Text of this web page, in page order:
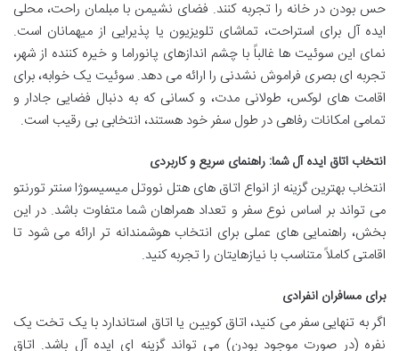
حس بودن در خانه را تجربه کنند. فضای نشیمن با مبلمان راحت، محلی
ایده آل برای استراحت، تماشای تلویزیون یا پذیرایی از میهمانان است.
نمای این سوئیت ها غالباً با چشم اندازهای پانوراما و خیره کننده از شهر،
تجربه ای بصری فراموش نشدنی را ارائه می دهد. سوئیت یک خوابه، برای
اقامت های لوکس، طولانی مدت، و کسانی که به دنبال فضایی جادار و
تمامی امکانات رفاهی در طول سفر خود هستند، انتخابی بی رقیب است.
انتخاب اتاق ایده آل شما: راهنمای سریع و کاربردی
انتخاب بهترین گزینه از انواع اتاق های هتل نووتل میسیسوژا سنتر تورنتو
می تواند بر اساس نوع سفر و تعداد همراهان شما متفاوت باشد. در این
بخش، راهنمایی های عملی برای انتخاب هوشمندانه تر ارائه می شود تا
اقامتی کاملاً متناسب با نیازهایتان را تجربه کنید.
برای مسافران انفرادی
اگر به تنهایی سفر می کنید، اتاق کویین یا اتاق استاندارد با یک تخت یک
نفره (در صورت موجود بودن) می تواند گزینه ای ایده آل باشد. اتاق